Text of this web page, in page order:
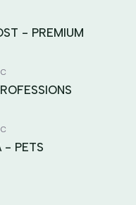
- PREMIUM
- PETS